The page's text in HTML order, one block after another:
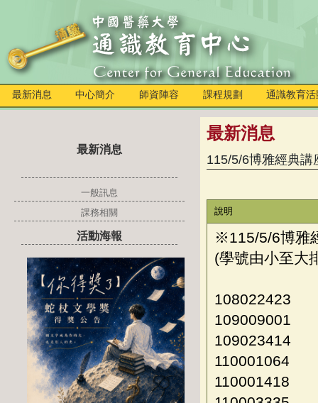
最新消息 中心簡介 師資陣容 課程規劃 通識教育活
最新消息
一般訊息
課務相關
活動海報
最新消息
115/5/6博雅經典講
說明
※115/5/6博雅
(學號由小至大
108022423
109009001
109023414
110001064
110001418